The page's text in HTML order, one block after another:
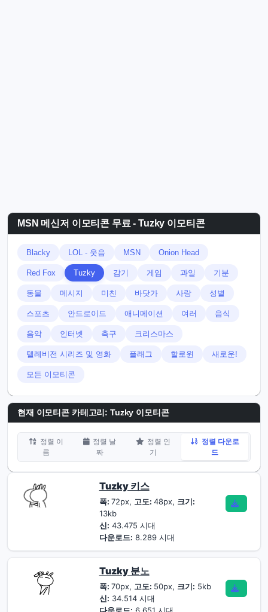
MSN 메신저 이모티콘 무료 - Tuzky 이모티콘
Blacky LOL - 웃음 MSN Onion Head
Red Fox Tuzky 감기 게임 과일 기분
동물 메시지 미친 바닷가 사랑 성별
스포츠 안드로이드 애니메이션 여러 음식
음악 인터넷 축구 크리스마스
텔레비전 시리즈 및 영화 플래그 할로윈 새로운!
모든 이모티콘
현재 이모티콘 카테고리:Tuzky 이모티콘
정렬 이
름
정렬 날
짜
정렬 인
기
정렬 다운로
드
Tuzky 키스
폭: 72px, 고도: 48px, 크기:
13kb
신: 43.475 시대
다운로드: 8.289 시대
Tuzky 분노
폭: 70px, 고도: 50px, 크기: 5kb
신: 34.514 시대